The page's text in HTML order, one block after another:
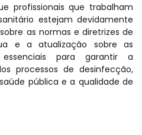
profissionais que trabalham
estejam devidamente
as normas e diretrizes de
e a atualização sobre as
para garantir a
processos de desinfecção,
pública e a qualidade de